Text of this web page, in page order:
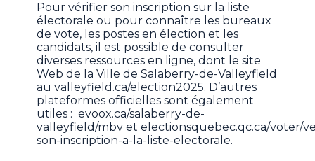
Pour vérifier son inscription sur la liste
électorale ou pour connaître les bureaux
de vote, les postes en élection et les
candidats, il est possible de consulter
diverses ressources en ligne, dont le site
Web de la Ville de Salaberry-de-Valleyfield
au valleyfield.ca/election2025. D’autres
plateformes officielles sont également
utiles : evoox.ca/salaberry-de-
valleyfield/mbv et electionsquebec.qc.ca/voter/
son-inscription-a-la-liste-electorale.